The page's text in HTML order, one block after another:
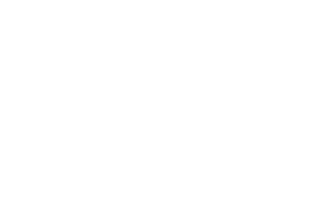
primeiro mês
em Portugal
do Algarve